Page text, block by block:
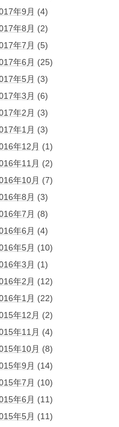
年9月 (4)
年8月 (2)
年7月 (5)
年6月 (25)
年5月 (3)
年3月 (6)
年2月 (3)
年1月 (3)
年12月 (1)
年11月 (2)
年10月 (7)
年8月 (3)
年7月 (8)
年6月 (4)
年5月 (10)
年3月 (1)
年2月 (12)
年1月 (22)
年12月 (2)
年11月 (4)
年10月 (8)
年9月 (14)
年7月 (10)
年6月 (11)
年5月 (11)